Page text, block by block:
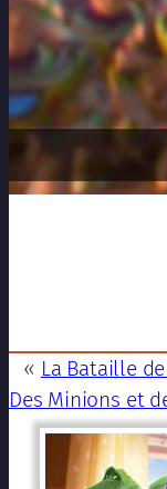
« La Bataille
Des Minions et